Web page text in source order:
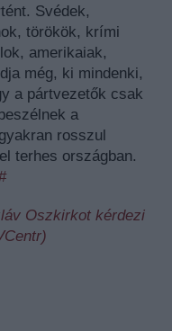
Svédek,
törökök, krími
amerikaiak,
még, ki mindenki,
a pártvezetők csak
a
rosszul
terhes országban.
Oszkirkot kérdezi